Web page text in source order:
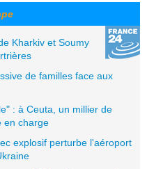
Kharkiv et Soumy
de familles face aux
: à Ceuta, un millier de
en charge
explosif perturbe l'aéroport